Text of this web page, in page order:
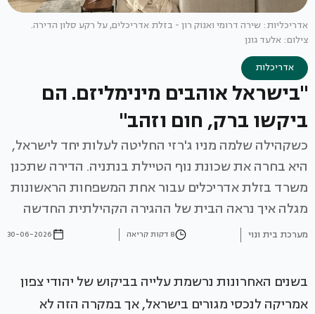
אדריכליות: שירה דרומי ואנוק רון - בזלת אדריכלים, על רקע סלון הדירה.
צילום: אלעד גונן
אדריכלות
"בישראל אוהבים מינימליזם. הם
ביקשו ברק, חום וזהב"
כשקהילה שלמה מניו ג'רזי החליטה לעלות יחד לישראל,
היא בחרה את שכונת נוף הטיילת בנתניה. הדירה שתכנן
משרד בזלת אדריכלים עבור אחת המשפחות הראשונות
מגלה איך נראה הבית של ההגירה הקהילתית החדשה
מערכת בית ונוי 8 דקות קריאה 30-06-2026
בשנים האחרונות נרשמת עלייה בביקוש של יהודי צפון
אמריקה לנכסי מגורים בישראל, אך במקרה הזה לא